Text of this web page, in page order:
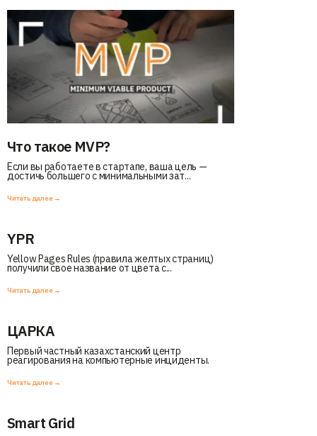
Что такое MVP?
Если вы работаете в стартапе, ваша цель —
достичь большего с минимальными зат...
Читать далее →
YPR
Yellow Pages Rules (правила желтых страниц)
получили свое название от цвета с...
Читать далее →
ЦАРКА
Первый частный казахстанский центр
реагирования на компьютерные инциденты.
Читать далее →
Smart Grid